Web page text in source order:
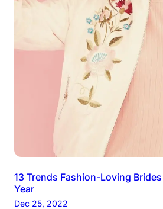
13 Trends Fashion-Loving
Year
Dec 25, 2022